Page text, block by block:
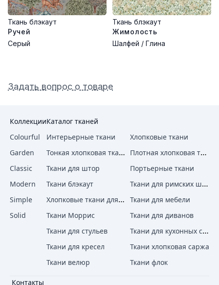
Ткань блэкаут
Ручей
Серый
Ткань блэкаут
Жимолость
Шалфей / Глина
Задать вопрос о товаре
Контакты
Коллекции
Colourful
Garden
Classic
Modern
Simple
Solid
Каталог тканей
Интерьерные ткани
Хлопковые ткани
Тонкая хлопковая ткань Плотная хлопковая ткань
Ткани для штор
Портьерные ткани
Ткани блэкаут
Ткани для римских штор
Хлопковые ткани для штор
Ткани для мебели
Ткани Моррис
Ткани для диванов
Ткани для стульев
Ткани для кухонных стульев
Ткани для кресел
Ткани хлопковая саржа
Ткани велюр
Ткани флок